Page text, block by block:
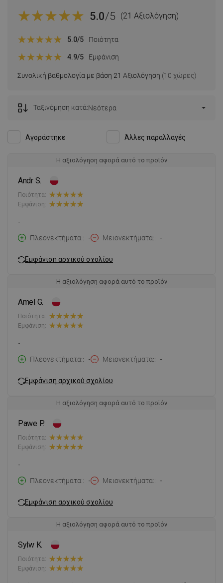
5.0/5 (21 Αξιολόγηση)
Συνολική βαθμολογία με βάση 21 Αξιολόγηση (10 χώρες)
5.0/5 Ποιότητα
4.9/5 Εμφάνιση
Αγοράστηκε Άλλες παραλλαγές
Ταξινόμηση κατά:Νεότερα
Η αξιολόγηση αφορά αυτό το προϊόν
Andr S.
Ποιότητα:
Εμφάνιση:
-
Πλεονεκτήματα:
- Μειονεκτήματα: -
Εμφάνιση αρχικού σχολίου
Η αξιολόγηση αφορά αυτό το προϊόν
Amel G.
Ποιότητα:
Εμφάνιση:
-
Πλεονεκτήματα:
- Μειονεκτήματα: -
Εμφάνιση αρχικού σχολίου
Η αξιολόγηση αφορά αυτό το προϊόν
Pawe P.
Ποιότητα:
Εμφάνιση:
-
Πλεονεκτήματα:
- Μειονεκτήματα: -
Εμφάνιση αρχικού σχολίου
Η αξιολόγηση αφορά αυτό το προϊόν
Sylw K.
Ποιότητα:
Εμφάνιση: